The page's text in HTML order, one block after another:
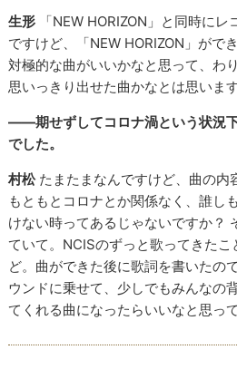
生形 「NEW HORIZON」と同時に
ですけど、「NEW HORIZON」がで
対極的な曲がいいかなと思って、わ
思いっきり出せた曲かなとは思います
――期せずしてコロナ渦という状況
でした。
村松たまたまなんですけど、曲の内
もともとコロナとか関係なく、誰し
けない時ってあるじゃないですか？
ていて。NCISのずっと歌ってきた
ど。曲ができた後に歌詞を書いたの
ウンドに乗せて、少しでもみんなの
てくれる曲になったらいいなと思っ